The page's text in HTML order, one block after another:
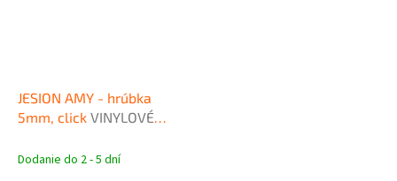
JESION AMY - hrúbka
5mm, click VINYLOVÉ
Dodanie do 2 - 5 dní